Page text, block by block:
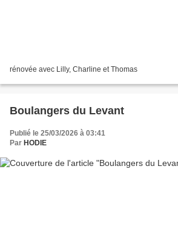
rénovée avec Lilly, Charline et Thomas
Boulangers du Levant
Publié le 25/03/2026 à 03:41
Par HODIE